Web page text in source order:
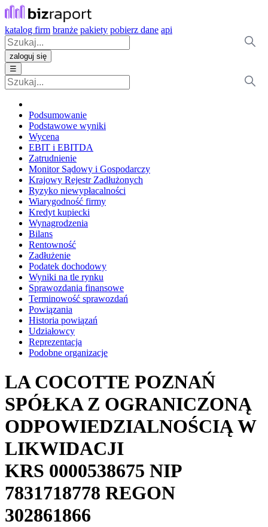
katalog firm branże pakiety pobierz dane api
zaloguj się
☰
Podsumowanie
Podstawowe wyniki
Wycena
EBIT i EBITDA
Zatrudnienie
Monitor Sądowy i Gospodarczy
Krajowy Rejestr Zadłużonych
Ryzyko niewypłacalności
Wiarygodność firmy
Kredyt kupiecki
Wynagrodzenia
Bilans
Rentowność
Zadłużenie
Podatek dochodowy
Wyniki na tle rynku
Sprawozdania finansowe
Terminowość sprawozdań
Powiązania
Historia powiązań
Udziałowcy
Reprezentacja
Podobne organizacje
LA COCOTTE POZNAŃ
SPÓŁKA Z OGRANICZONĄ
ODPOWIEDZIALNOŚCIĄ W
LIKWIDACJI
KRS 0000538675 NIP
7831718778 REGON
302861866